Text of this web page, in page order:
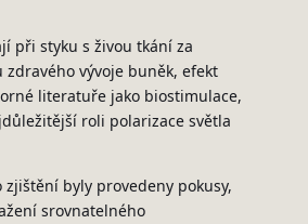
při styku s živou tkání za
vývoje buněk, efekt
literatuře jako biostimulace,
roli polarizace světla
zjištění byly provedeny pokusy,
srovnatelného